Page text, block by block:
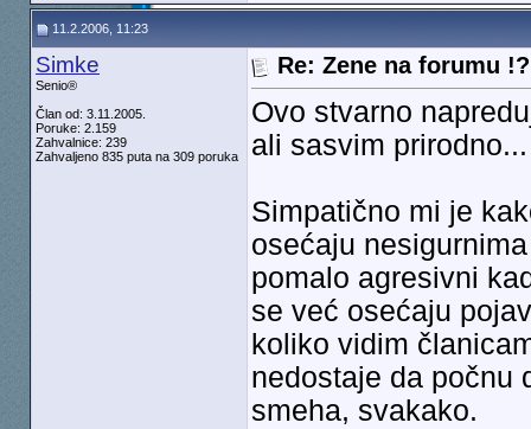
11.2.2006, 11:23
Simke
Senio®
Član od: 3.11.2005.
Poruke: 2.159
Zahvalnice: 239
Zahvaljeno 835 puta na 309 poruka
Re: Zene na forumu
Ovo stvarno
ali sasvim prirodno...
Simpatično mi je
osećaju
pomalo agresivni
se već osećaju
koliko vidim
nedostaje da počnu
smeha, svakako.